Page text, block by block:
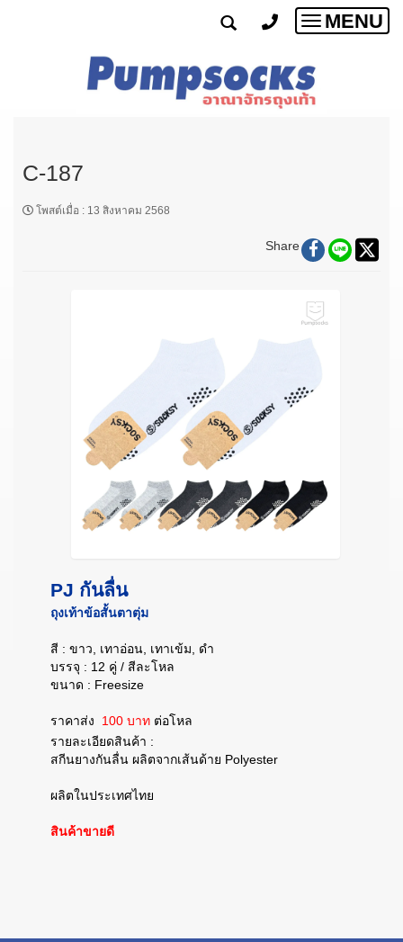
Toggle
MENU
C-187
โพสต์เมื่อ : 13 สิงหาคม 2568
Share
PJ กันลื่น
ถุงเท้าข้อสั้นตาตุ่ม
สี : ขาว, เทาอ่อน, เทาเข้ม, ดำ
บรรจุ : 12 คู่ / สีละโหล
ขนาด : Freesize
ราคาส่ง 100 บาท ต่อโหล
รายละเอียดสินค้า :
สกีนยางกันลื่น ผลิตจากเส้นด้าย Polyester
ผลิตในประเทศไทย
สินค้าขายดี